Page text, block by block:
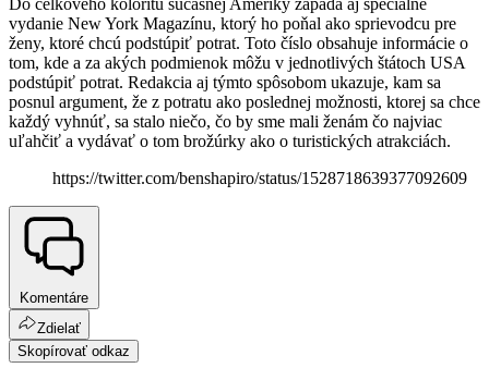
Do celkového koloritu súčasnej Ameriky zapadá aj špeciálne
vydanie New York Magazínu, ktorý ho poňal ako sprievodcu pre
ženy, ktoré chcú podstúpiť potrat. Toto číslo obsahuje informácie o
tom, kde a za akých podmienok môžu v jednotlivých štátoch USA
podstúpiť potrat. Redakcia aj týmto spôsobom ukazuje, kam sa
posnul argument, že z potratu ako poslednej možnosti, ktorej sa chce
každý vyhnúť, sa stalo niečo, čo by sme mali ženám čo najviac
uľahčiť a vydávať o tom brožúrky ako o turistických atrakciách.
https://twitter.com/benshapiro/status/1528718639377092609
Komentáre
Zdielať
Skopírovať odkaz